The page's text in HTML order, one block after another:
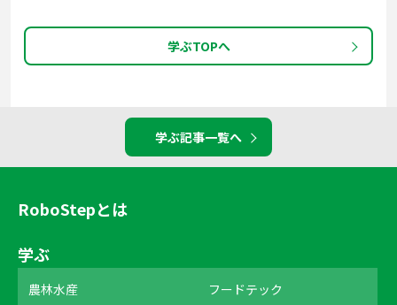
学ぶTOPへ
学ぶ記事一覧へ
RoboStepとは
学ぶ
農林水産 フードテック